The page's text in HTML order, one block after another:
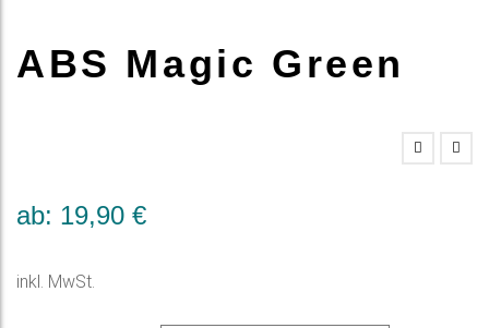
ABS Magic Green
ab: 19,90 €
inkl. MwSt.